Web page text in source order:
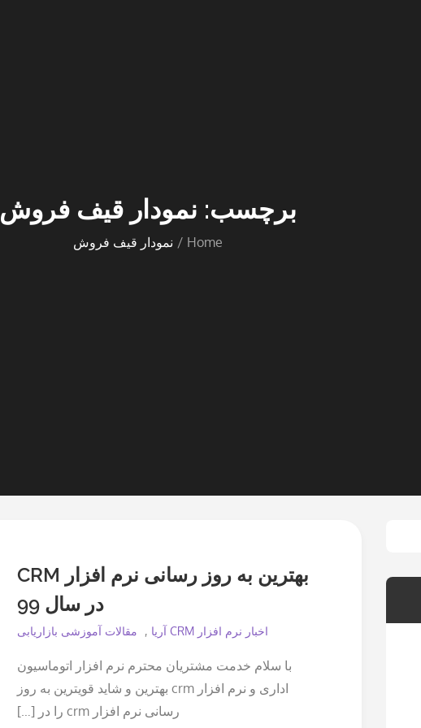
برچسب: نمودار قیف فروش
Home نمودار قیف فروش
بهترین به روز رسانی نرم افزار CRM
در سال 99
اخبار نرم افزار CRM آریا مقالات آموزشی بازاریابی
با سلام خدمت مشتریان محترم نرم افزار اتوماسیون
اداری و نرم افزار crm بهترین و شاید قویترین به روز
رسانی نرم افزار crm را در […]